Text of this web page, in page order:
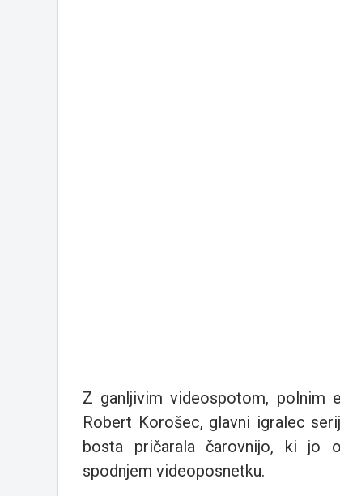
Z ganljivim videospotom, polnim
Robert Korošec, glavni igralec
bosta pričarala čarovnijo, ki jo
spodnjem videoposnetku.